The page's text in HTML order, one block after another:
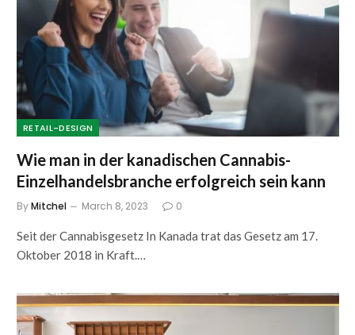
RETAIL-DESIGN
Wie man in der kanadischen Cannabis-
Einzelhandelsbranche erfolgreich sein kann
ByMitchel March 8, 2023 0
Seit der Cannabisgesetz In Kanada trat das Gesetz am 17.
Oktober 2018 in Kraft.…